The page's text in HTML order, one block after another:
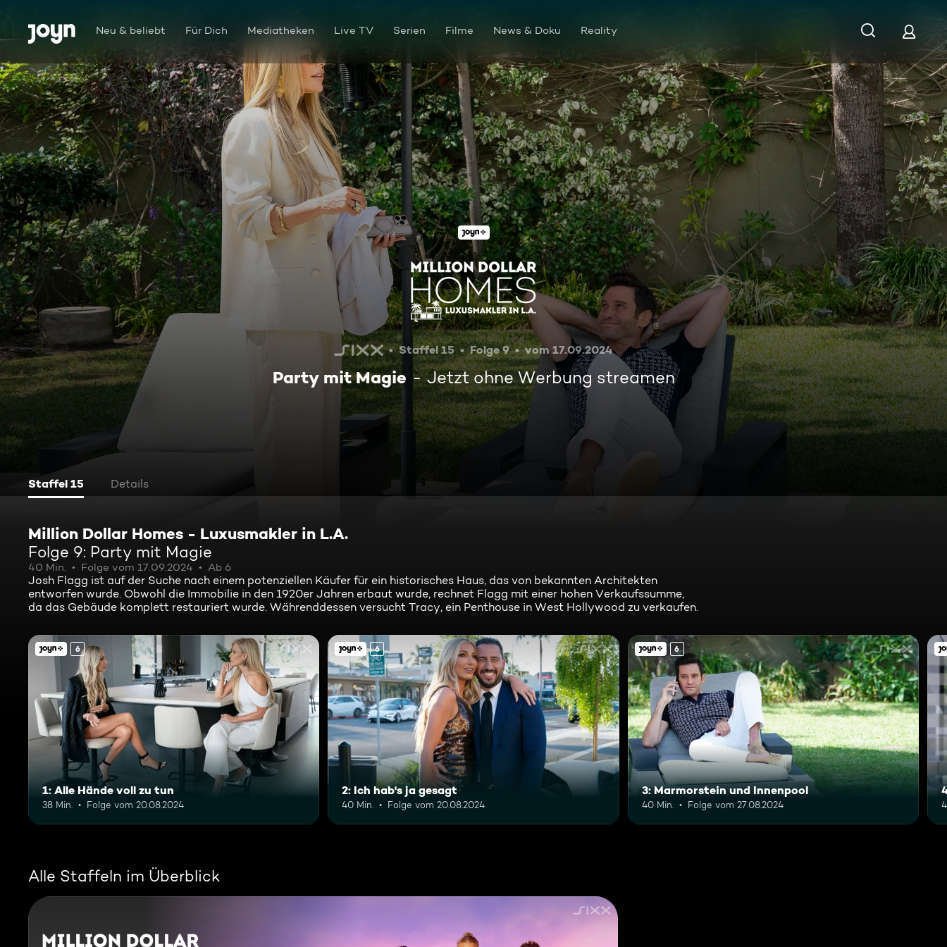
Zum Inhalt springen
Barrierefrei Neu & beliebt Für Dich Mediatheken Live TV Serien Filme News & Doku Reality
Party mit Magie
Staffel 15 Folge 9 vom 17.09.2024
Party mit Magie Jetzt ohne Werbung streamen
Staffel 15 Details
Million Dollar Homes - Luxusmakler in L.A.
Folge 9: Party mit Magie
40 Min. Folge vom 17.09.2024 Ab 6
Josh Flagg ist auf der Suche nach einem potenziellen Käufer für ein historisches Haus, das von bekannten Architekten
entworfen wurde. Obwohl die Immobilie in den 1920er Jahren erbaut wurde, rechnet Flagg mit einer hohen Verkaufssumme,
da das Gebäude komplett restauriert wurde. Währenddessen versucht Tracy, ein Penthouse in West Hollywood zu verkaufen.
6
1: Alle Hände voll zu tun
38 Min. Folge vom 20.08.2024
6
2: Ich hab's ja gesagt
40 Min. Folge vom 20.08.2024
6
3: Marmorstein und Innenpool
40 Min. Folge vom 27.08.2024
Alle Staffeln im Überblick